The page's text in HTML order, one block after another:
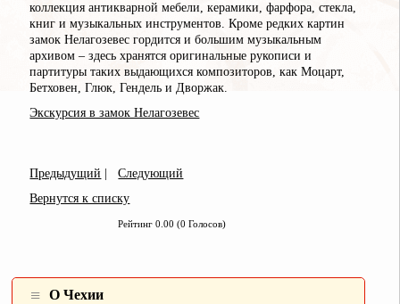
коллекция антикварной мебели, керамики, фарфора, стекла,
книг и музыкальных инструментов. Кроме редких картин
замок Нелагозевес гордится и большим музыкальным
архивом – здесь хранятся оригинальные рукописи и
партитуры таких выдающихся композиторов, как Моцарт,
Бетховен, Глюк, Гендель и Дворжак.
Экскурсия в замок Нелагозевес
Предыдущий |Следующий
Вернутся к списку
Рейтинг 0.00 (0 Голосов)
О Чехии